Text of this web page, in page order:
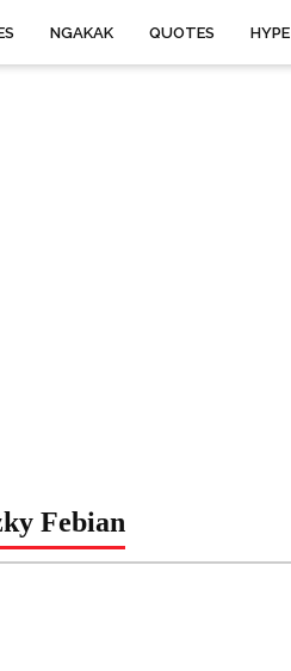
NGAKAK QUOTES HYPE
Febian